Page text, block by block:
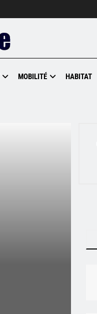
MOBILITÉ HABITAT